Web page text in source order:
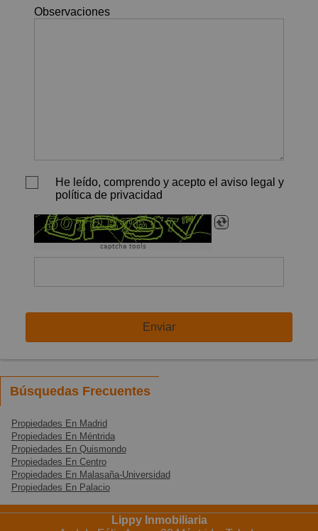
Observaciones
He leído, comprendo y acepto el aviso legal y
política de privacidad
captcha tools
Enviar
Búsquedas Frecuentes
Propiedades En Madrid
Propiedades En Méntrida
Propiedades En Quismondo
Propiedades En Centro
Propiedades En Malasaña-Universidad
Propiedades En Palacio
Lippy Inmobiliaria